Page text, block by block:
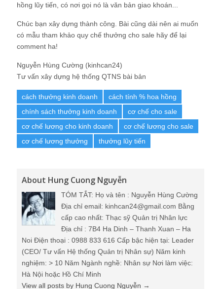
hồng lũy tiến, có nơi gọi nó là văn bản giao khoán...
Chúc bạn xây dựng thành công. Bài cũng dài nên ai muốn
có mẫu tham khảo quy chế thưởng cho sale hãy để lại
comment ha!
Nguyễn Hùng Cường (kinhcan24)
Tư vấn xây dựng hệ thống QTNS bài bản
cách thưởng kinh doanh
cách tính % hoa hồng
chính sách thưởng kinh doanh
cơ chế cho sale
cơ chế lương cho kinh doanh
cơ chế lương cho sale
cơ chế lương thưởng
thưởng lũy tiến
About Hung Cuong Nguyễn
TÓM TẮT: Họ và tên : Nguyễn Hùng Cường
Địa chỉ email: kinhcan24@gmail.com Bằng
cấp cao nhất: Thạc sỹ Quản trị Nhân lực
Địa chỉ : 7B4 Ha Dinh – Thanh Xuan – Ha
Noi Điện thoại : 0988 833 616 Cấp bậc hiện tại: Leader
(CEO/ Tư vấn Hệ thống Quản trị Nhân sự) Năm kinh
nghiệm: > 10 Năm Ngành nghề: Nhân sự Nơi làm việc:
Hà Nội hoặc Hồ Chí Minh
View all posts by Hung Cuong Nguyễn →